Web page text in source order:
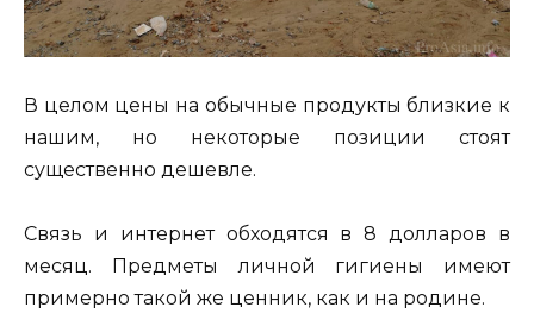
В целом цены на обычные продукты близкие к
нашим, но некоторые позиции стоят
существенно дешевле.
Связь и интернет обходятся в 8 долларов в
месяц. Предметы личной гигиены имеют
примерно такой же ценник, как и на родине.